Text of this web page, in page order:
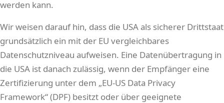
werden kann.
Wir weisen darauf hin, dass die USA als sicherer Drittstaat
grundsätzlich ein mit der EU vergleichbares
Datenschutzniveau aufweisen. Eine Datenübertragung in
die USA ist danach zulässig, wenn der Empfänger eine
Zertifizierung unter dem „EU-US Data Privacy
Framework“ (DPF) besitzt oder über geeignete